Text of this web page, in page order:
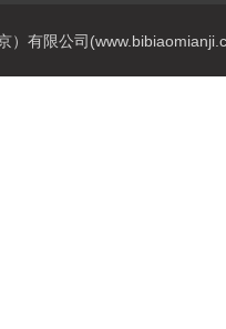
）有限公司